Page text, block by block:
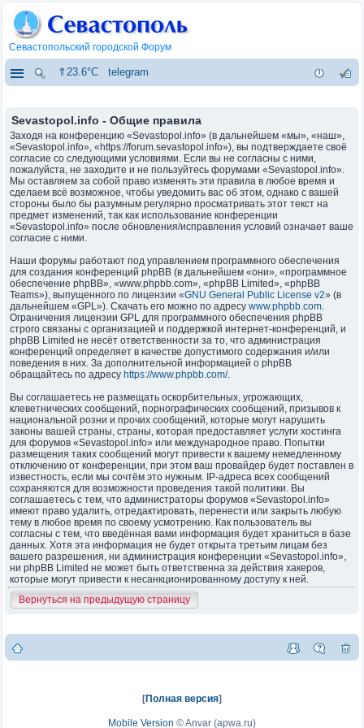
Севастопольский городской Форум
⇑23.6°C telegram
Sevastopol.info - Общие правила
Заходя на конференцию «Sevastopol.info» (в дальнейшем «мы», «наш»,
«Sevastopol.info», «https://forum.sevastopol.info»), вы подтверждаете своё
согласие со следующими условиями. Если вы не согласны с ними,
пожалуйста, не заходите и не пользуйтесь форумами «Sevastopol.info».
Мы оставляем за собой право изменять эти правила в любое время и
сделаем всё возможное, чтобы уведомить вас об этом, однако с вашей
стороны было бы разумным регулярно просматривать этот текст на
предмет изменений, так как использование конференции
«Sevastopol.info» после обновления/исправления условий означает ваше
согласие с ними.
Наши форумы работают под управлением программного обеспечения
для создания конференций phpBB (в дальнейшем «они», «программное
обеспечение phpBB», «www.phpbb.com», «phpBB Limited», «phpBB
Teams»), выпущенного по лицензии «GNU General Public License v2» (в
дальнейшем «GPL»). Скачать его можно по адресу www.phpbb.com.
Ограничения лицензии GPL для программного обеспечения phpBB
строго связаны с организацией и поддержкой интернет-конференций, и
phpBB Limited не несёт ответственности за то, что администрация
конференций определяет в качестве допустимого содержания и/или
поведения в них. За дополнительной информацией о phpBB
обращайтесь по адресу https://www.phpbb.com/.
Вы соглашаетесь не размещать оскорбительных, угрожающих,
клеветнических сообщений, порнографических сообщений, призывов к
национальной розни и прочих сообщений, которые могут нарушить
законы вашей страны, страны, которая предоставляет услуги хостинга
для форумов «Sevastopol.info» или международное право. Попытки
размещения таких сообщений могут привести к вашему немедленному
отключению от конференции, при этом ваш провайдер будет поставлен в
известность, если мы сочтём это нужным. IP-адреса всех сообщений
сохраняются для возможности проведения такой политики. Вы
соглашаетесь с тем, что администраторы форумов «Sevastopol.info»
имеют право удалить, отредактировать, перенести или закрыть любую
тему в любое время по своему усмотрению. Как пользователь вы
согласны с тем, что введённая вами информация будет храниться в базе
данных. Хотя эта информация не будет открыта третьим лицам без
вашего разрешения, ни администрация конференции «Sevastopol.info»,
ни phpBB Limited не может быть ответственна за действия хакеров,
которые могут привести к несанкционированному доступу к ней.
Вернуться на предыдущую страницу
[Полная версия]
Mobile Version ©Anvar (apwa.ru)